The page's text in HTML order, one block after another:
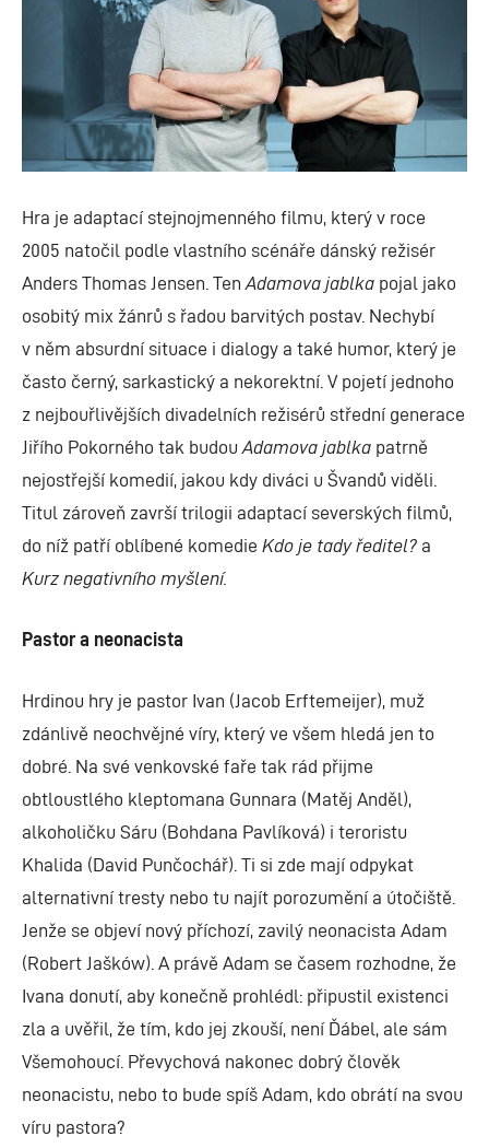
Hra je adaptací stejnojmenného filmu, který v roce
2005 natočil podle vlastního scénáře dánský režisér
Anders Thomas Jensen. TenAdamova jablka pojal jako
osobitý mix žánrů s řadou barvitých postav. Nechybí
v něm absurdní situace i dialogy a také humor, který je
často černý, sarkastický a nekorektní. V pojetí jednoho
z nejbouřlivějších divadelních režisérů střední generace
Jiřího Pokorného tak budouAdamova jablka patrně
nejostřejší komedií, jakou kdy diváci u Švandů viděli.
Titul zároveň završí trilogii adaptací severských filmů,
do níž patří oblíbené komedie Kdo je tady ředitel?a
Kurz negativního myšlení.
Pastor a neonacista
Hrdinou hry je pastor Ivan (Jacob Erftemeijer), muž
zdánlivě neochvějné víry, který ve všem hledá jen to
dobré. Na své venkovské faře tak rád přijme
obtloustlého kleptomana Gunnara (Matěj Anděl),
alkoholičku Sáru (Bohdana Pavlíková) i teroristu
Khalida (David Punčochář). Ti si zde mají odpykat
alternativní tresty nebo tu najít porozumění a útočiště.
Jenže se objeví nový příchozí, zavilý neonacista Adam
(Robert Jašków). A právě Adam se časem rozhodne, že
Ivana donutí, aby konečně prohlédl: připustil existenci
zla a uvěřil, že tím, kdo jej zkouší, není Ďábel, ale sám
Všemohoucí. Převychová nakonec dobrý člověk
neonacistu, nebo to bude spíš Adam, kdo obrátí na svou
víru pastora?